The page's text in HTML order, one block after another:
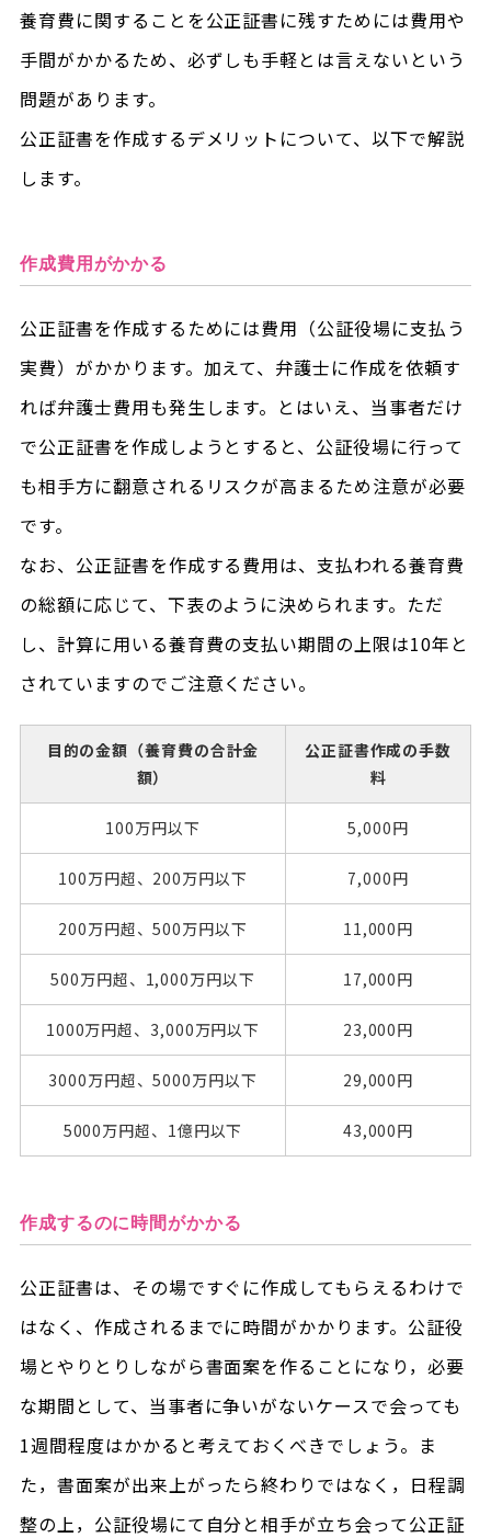
養育費に関することを公正証書に残すためには費用や
手間がかかるため、必ずしも手軽とは言えないという
問題があります。
公正証書を作成するデメリットについて、以下で解説
します。
作成費用がかかる
公正証書を作成するためには費用（公証役場に支払う
実費）がかかります。加えて、弁護士に作成を依頼す
れば弁護士費用も発生します。とはいえ、当事者だけ
で公正証書を作成しようとすると、公証役場に行って
も相手方に翻意されるリスクが高まるため注意が必要
です。
なお、公正証書を作成する費用は、支払われる養育費
の総額に応じて、下表のように決められます。ただ
し、計算に用いる養育費の支払い期間の上限は10年と
されていますのでご注意ください。
目的の金額（養育費の合計金
額）
公正証書作成の手数
料
100万円以下 5,000円
100万円超、200万円以下 7,000円
200万円超、500万円以下 11,000円
500万円超、1,000万円以下 17,000円
1000万円超、3,000万円以下 23,000円
3000万円超、5000万円以下 29,000円
5000万円超、1億円以下 43,000円
作成するのに時間がかかる
公正証書は、その場ですぐに作成してもらえるわけで
はなく、作成されるまでに時間がかかります。公証役
場とやりとりしながら書面案を作ることになり，必要
な期間として、当事者に争いがないケースで会っても
1週間程度はかかると考えておくべきでしょう。ま
た，書面案が出来上がったら終わりではなく，日程調
整の上，公証役場にて自分と相手が立ち会って公正証